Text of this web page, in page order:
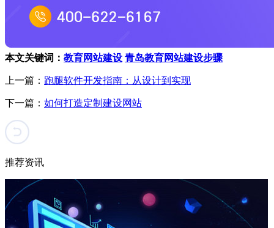
本文关键词： 教育网站建设 青岛教育网站建设步骤
上一篇： 跑腿软件开发指南：从设计到实现
下一篇： 如何打造定制建设网站
推荐资讯